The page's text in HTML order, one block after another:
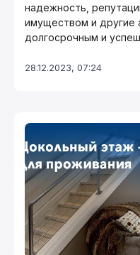
надежность,
имуществом и другие
долгосрочным и
28.12.2023, 07:24